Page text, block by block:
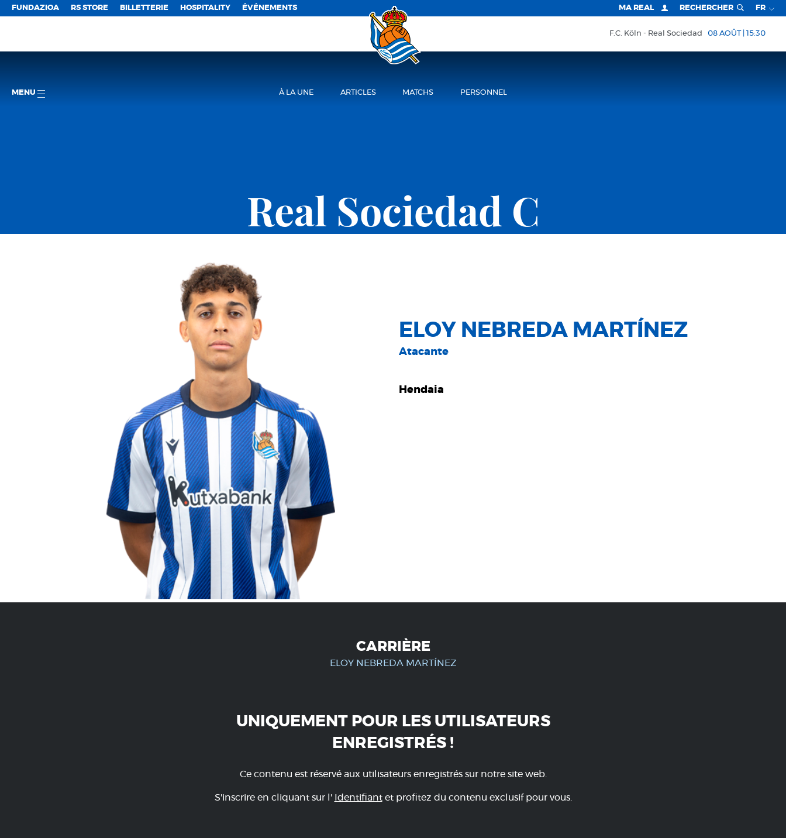
FUNDAZIOA RS STORE BILLETTERIE HOSPITALITY ÉVÉNEMENTS MA REAL RECHERCHER FR
F.C. Köln Real Sociedad 08 AOÛT | 15:30
MENU À LA UNE ARTICLES MATCHS PERSONNEL
Real Sociedad C
ELOY NEBREDA MARTÍNEZ
Atacante
Hendaia
CARRIÈRE
ELOY NEBREDA MARTÍNEZ
UNIQUEMENT POUR LES UTILISATEURS
ENREGISTRÉS !
Ce contenu est réservé aux utilisateurs enregistrés sur notre site web.
S'inscrire en cliquant sur l' Identifiantet profitez du contenu exclusif pour vous.